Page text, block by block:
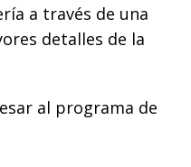
a través de una
detalles de la
al programa de